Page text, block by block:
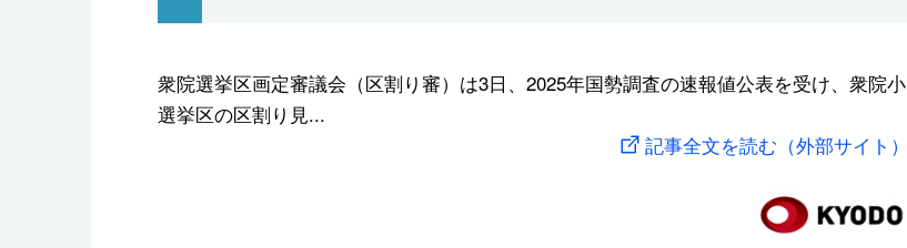
衆院選挙区画定審議会（区割り審）は3日、2025年国勢調査の速報値公表を受け、衆院小
選挙区の区割り見...
記事全文を読む（外部サイト）